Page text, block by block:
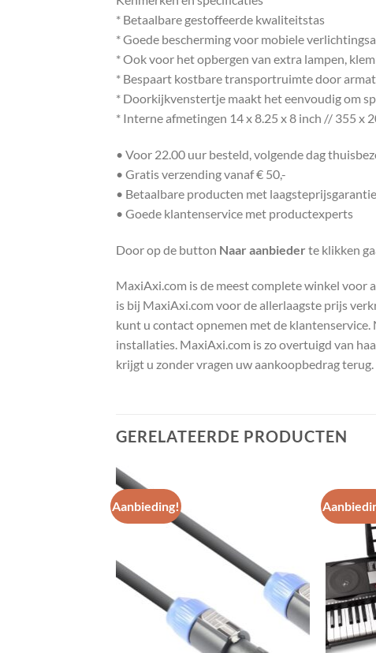
* Betaalbare gestoffeerde kwaliteitstas
* Goede bescherming voor mobiele
* Ook voor het opbergen van extra lampen,
* Bespaart kostbare transportruimte door
* Doorkijkvenstertje maakt het eenvoudig om
* Interne afmetingen 14 x 8.25 x 8 inch // 355 x
• Voor 22.00 uur besteld, volgende dag
• Gratis verzending vanaf € 50,-
• Betaalbare producten met laagsteprijsgarantie
• Goede klantenservice met productexperts
Door op de button Naar aanbieder te klikken
MaxiAxi.com is de meest complete winkel voor
is bij MaxiAxi.com voor de allerlaagste prijs
kunt u contact opnemen met de
installaties. MaxiAxi.com is zo overtuigd van
krijgt u zonder vragen uw aankoopbedrag terug.
GERELATEERDE PRODUCTEN
Aanbieding!